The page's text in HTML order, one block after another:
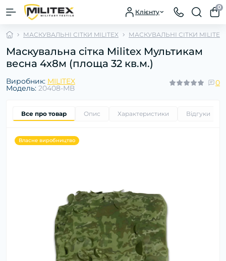
Клієнту
0
МАСКУВАЛЬНІ СІТКИ MILITEX МАСКУВАЛЬНІ СІТКИ
Маскувальна сітка Militex Мультикам
весна 4х8м (площа 32 кв.м.)
Виробник: MILITEX
Модель: 20408-МВ
0
Все про товар Опис Характеристики Відгуки
Власне виробництво